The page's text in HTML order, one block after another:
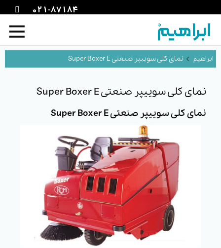
021-87184
نمای کلی سوییپر صنعتی Super Boxer E
نمای کلی سوییپر صنعتی Super Boxer E
نمای کلی سوییپر صنعتی Super Boxer E